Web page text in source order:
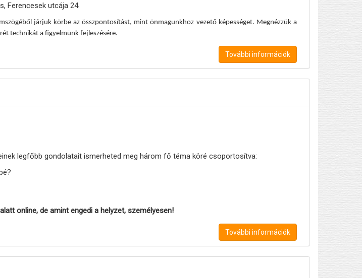
Ferencesek utcája 24.
járjuk körbe az összpontosítást, mint önmagunkhoz vezető képességet. Megnézzük a
technikát a figyelmünk fejleszésére.
További információk
legfőbb gondolatait ismerheted meg három fő téma köré csoportosítva:
online, de amint engedi a helyzet, személyesen!
További információk